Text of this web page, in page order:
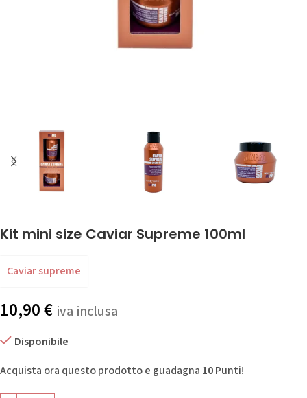
Kit mini size Caviar Supreme 100ml
Caviar supreme
10,90€ iva inclusa
Disponibile
Acquista ora questo prodotto e guadagna 10Punti!